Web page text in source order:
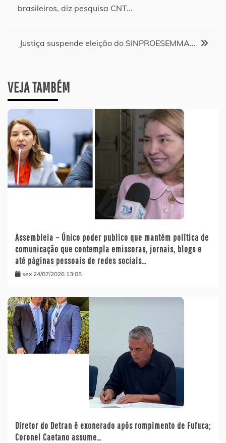
debrasileiros, diz pesquisa CNT…
Justiça suspende eleição do SINPROESEMMA…
VEJA TAMBÉM
Assembleia – Único poder publico que mantém política de
comunicação que contempla emissoras, jornais, blogs e
até páginas pessoais de redes sociais…
sex 24/07/2026 13:05
Diretor do Detran é exonerado após rompimento de Fufuca;
Coronel Caetano assume…